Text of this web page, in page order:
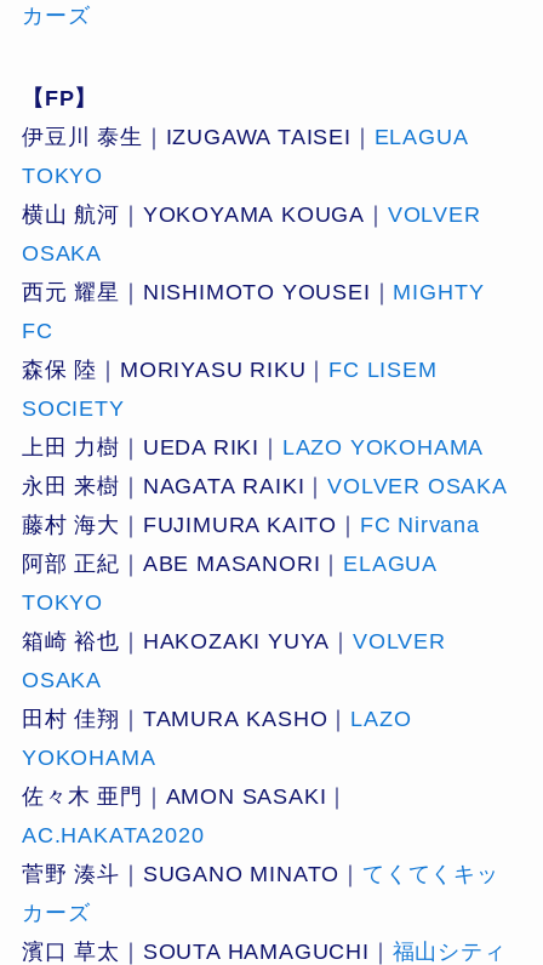
カーズ
【FP】
伊豆川 泰生｜IZUGAWA TAISEI｜ ELAGUA
TOKYO
横山 航河｜YOKOYAMA KOUGA｜ VOLVER
OSAKA
西元 耀星｜NISHIMOTO YOUSEI｜ MIGHTY
FC
森保 陸｜MORIYASU RIKU｜ FC LISEM
SOCIETY
上田 力樹｜UEDA RIKI｜ LAZO YOKOHAMA
永田 来樹｜NAGATA RAIKI｜VOLVER OSAKA
藤村 海大｜FUJIMURA KAITO｜ FC Nirvana
阿部 正紀｜ABE MASANORI｜ ELAGUA
TOKYO
箱崎 裕也｜HAKOZAKI YUYA｜VOLVER
OSAKA
田村 佳翔｜TAMURA KASHO｜ LAZO
YOKOHAMA
佐々木 亜門｜AMON SASAKI｜
AC.HAKATA2020
菅野 湊斗｜SUGANO MINATO｜ てくてくキッ
カーズ
濱口 草太｜SOUTA HAMAGUCHI｜ 福山シティ